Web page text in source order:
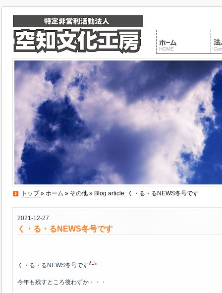
トップ» ホーム » その他 » Blog article: く・る・るNEWS冬号です
2021-12-27
く・る・るNEWS冬号です
く・る・るNEWS冬号です
今年も残すところ後わずか・・・